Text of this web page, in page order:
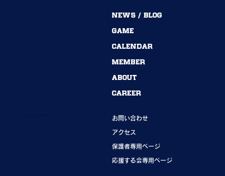
54期→55期｜ありがとうございました！
お問い合わせ
アクセス
保護者専用ページ
応援する会専用ページ
NEWS / BLOG
GAME
CALENDAR
MEMBER
ABOUT
CAREER